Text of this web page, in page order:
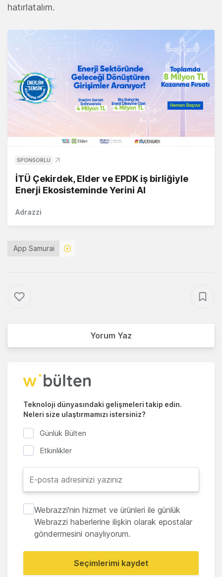
hatırlatalım.
SPONSORLU
İTÜ Çekirdek, Elder ve EPDK iş birliğiyle
Enerji Ekosisteminde Yerini Al
Adrazzi
App Samurai
Yorum Yaz
Teknoloji dünyasındaki gelişmeleri takip edin.
Neleri size ulaştırmamızı istersiniz?
Günlük Bülten
Etkinlikler
Webrazzi'nin hizmet ve ürünleri ile günlük
Webrazzi haberlerine ilişkin olarak epostalar
göndermesini onaylıyorum.
Seçimlerimi kaydet